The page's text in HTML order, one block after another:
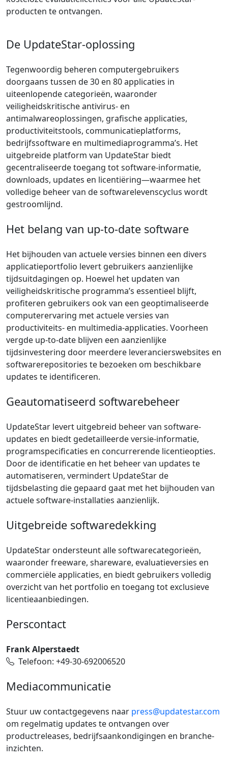
producten te ontvangen.
De UpdateStar-oplossing
Tegenwoordig beheren computergebruikers
doorgaans tussen de 30 en 80 applicaties in
uiteenlopende categorieën, waaronder
veiligheidskritische antivirus- en
antimalwareoplossingen, grafische applicaties,
productiviteitstools, communicatieplatforms,
bedrijfssoftware en multimediaprogramma’s. Het
uitgebreide platform van UpdateStar biedt
gecentraliseerde toegang tot software-informatie,
downloads, updates en licentiëring—waarmee het
volledige beheer van de softwarelevenscyclus wordt
gestroomlijnd.
Het belang van up-to-date software
Het bijhouden van actuele versies binnen een divers
applicatieportfolio levert gebruikers aanzienlijke
tijdsuitdagingen op. Hoewel het updaten van
veiligheidskritische programma’s essentieel blijft,
profiteren gebruikers ook van een geoptimaliseerde
computerervaring met actuele versies van
productiviteits- en multimedia-applicaties. Voorheen
vergde up-to-date blijven een aanzienlijke
tijdsinvestering door meerdere leverancierswebsites en
softwarerepositories te bezoeken om beschikbare
updates te identificeren.
Geautomatiseerd softwarebeheer
UpdateStar levert uitgebreid beheer van software-
updates en biedt gedetailleerde versie-informatie,
programspecificaties en concurrerende licentieopties.
Door de identificatie en het beheer van updates te
automatiseren, vermindert UpdateStar de
tijdsbelasting die gepaard gaat met het bijhouden van
actuele software-installaties aanzienlijk.
Uitgebreide softwaredekking
UpdateStar ondersteunt alle softwarecategorieën,
waaronder freeware, shareware, evaluatieversies en
commerciële applicaties, en biedt gebruikers volledig
overzicht van het portfolio en toegang tot exclusieve
licentieaanbiedingen.
Perscontact
Frank Alperstaedt
Telefoon: +49-30-692006520
Mediacommunicatie
Stuur uw contactgegevens naar press@updatestar.com
om regelmatig updates te ontvangen over
productreleases, bedrijfsaankondigingen en branche-
inzichten.